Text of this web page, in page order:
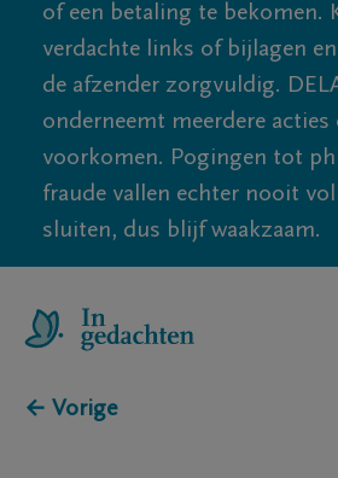
of een betaling te bekomen.
verdachte links of bijlagen
de afzender zorgvuldig.
onderneemt meerdere
voorkomen. Pogingen tot
fraude vallen echter nooit
sluiten, dus blijf waakzaam.
← Vorige